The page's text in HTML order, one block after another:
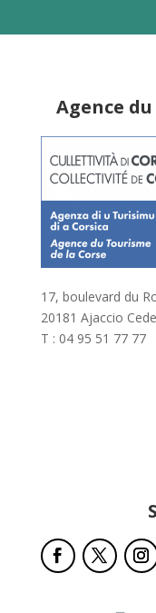
Agence
17, boulevard du
20181 Ajaccio
T : 04 95 51 77 77